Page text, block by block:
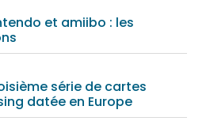
et amiibo : les
série de cartes
datée en Europe